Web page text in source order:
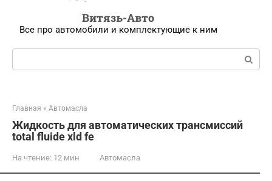
Витязь-Авто
Все про автомобили и комплектующие к ним
Поиск:
Главная » Автомасла
Жидкость для автоматических трансмиссий
total fluide xld fe
На чтение: 12 мин Автомасла